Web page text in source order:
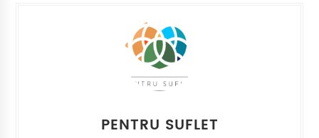
PENTRU SUFLET